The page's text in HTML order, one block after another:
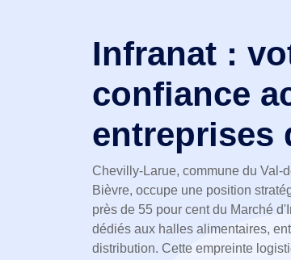
Infranat :
confiance
entreprises
Chevilly-Larue, commune du Val-
Bièvre, occupe une position
près de 55 pour cent du Marché
dédiés aux halles alimentaires,
distribution. Cette empreinte